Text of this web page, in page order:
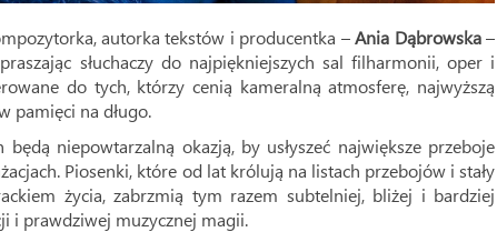
autorka tekstów i producentka –Ania Dąbrowska–
słuchaczy do najpiękniejszych sal filharmonii, oper i
do tych, którzy cenią kameralną atmosferę, najwyższą
pamięci na długo.
niepowtarzalną okazją, by usłyszeć największe przeboje
Piosenki, które od lat królują na listach przebojów i stały
życia, zabrzmią tym razem subtelniej, bliżej i bardziej
i prawdziwej muzycznej magii.